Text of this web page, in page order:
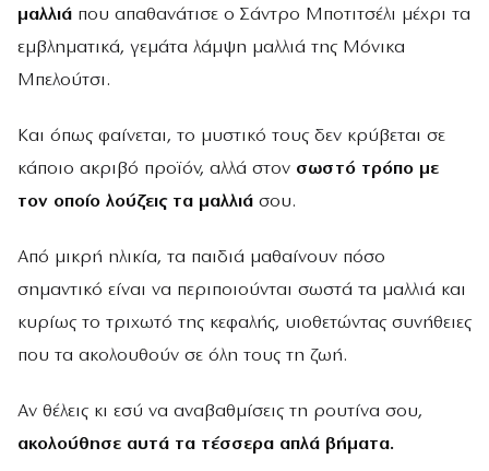
μαλλιά που απαθανάτισε ο Σάντρο Μποτιτσέλι μέχρι τα
εμβληματικά, γεμάτα λάμψη μαλλιά της Μόνικα
Μπελούτσι.
Και όπως φαίνεται, το μυστικό τους δεν κρύβεται σε
κάποιο ακριβό προϊόν, αλλά στον σωστό τρόπο με
τον οποίο λούζεις τα μαλλιά σου.
Από μικρή ηλικία, τα παιδιά μαθαίνουν πόσο
σημαντικό είναι να περιποιούνται σωστά τα μαλλιά και
κυρίως το τριχωτό της κεφαλής, υιοθετώντας συνήθειες
που τα ακολουθούν σε όλη τους τη ζωή.
Αν θέλεις κι εσύ να αναβαθμίσεις τη ρουτίνα σου,
ακολούθησε αυτά τα τέσσερα απλά βήματα.